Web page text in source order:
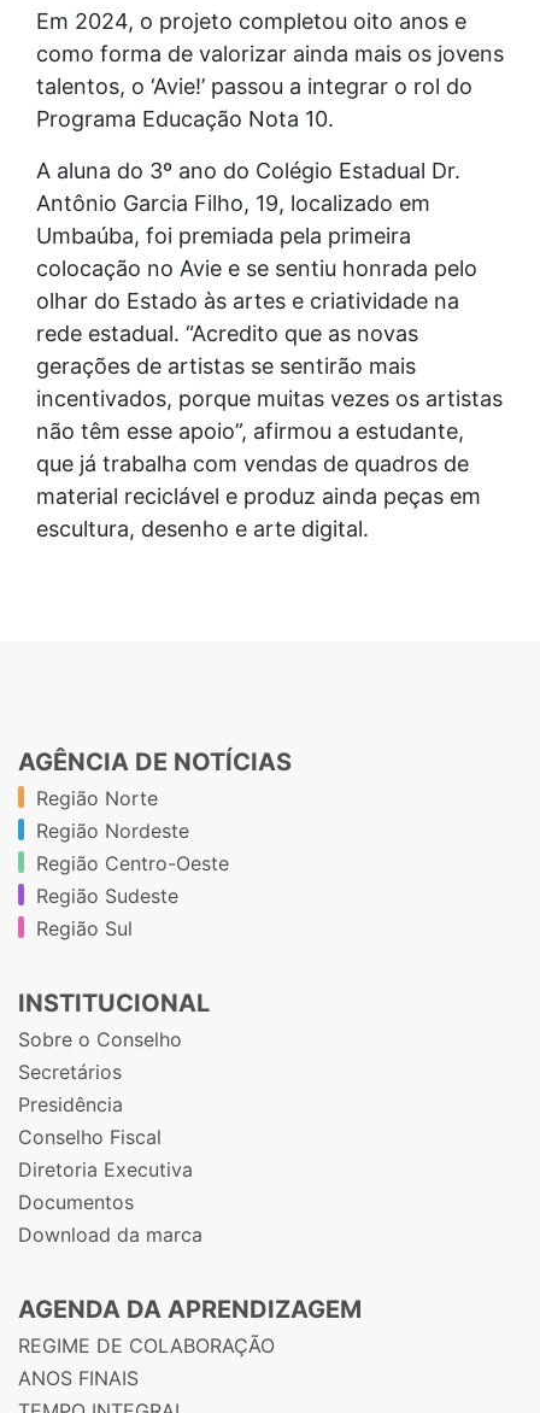
Em 2024, o projeto completou oito anos e
como forma de valorizar ainda mais os jovens
talentos, o ‘Avie!’ passou a integrar o rol do
Programa Educação Nota 10.
A aluna do 3º ano do Colégio Estadual Dr.
Antônio Garcia Filho, 19, localizado em
Umbaúba, foi premiada pela primeira
colocação no Avie e se sentiu honrada pelo
olhar do Estado às artes e criatividade na
rede estadual. “Acredito que as novas
gerações de artistas se sentirão mais
incentivados, porque muitas vezes os artistas
não têm esse apoio”, afirmou a estudante,
que já trabalha com vendas de quadros de
material reciclável e produz ainda peças em
escultura, desenho e arte digital.
AGÊNCIA DE NOTÍCIAS
Região Norte
Região Nordeste
Região Centro-Oeste
Região Sudeste
Região Sul
INSTITUCIONAL
Sobre o Conselho
Secretários
Presidência
Conselho Fiscal
Diretoria Executiva
Documentos
Download da marca
AGENDA DA APRENDIZAGEM
REGIME DE COLABORAÇÃO
ANOS FINAIS